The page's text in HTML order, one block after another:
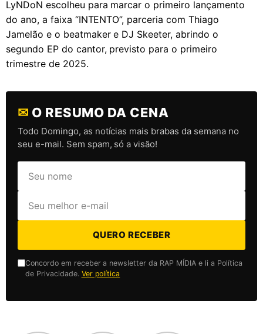
LyNDoN escolheu para marcar o primeiro lançamento
do ano, a faixa “INTENTO”, parceria com Thiago
Jamelão e o beatmaker e DJ Skeeter, abrindo o
segundo EP do cantor, previsto para o primeiro
trimestre de 2025.
✉ O RESUMO DA CENA
Todo Domingo, as notícias mais brabas da semana no
seu e-mail. Sem spam, só a visão!
QUERO RECEBER
Concordo em receber a newsletter da RAP MÍDIA e li a Política
de Privacidade. Ver política